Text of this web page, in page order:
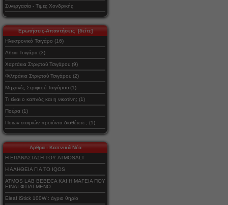
Συνεργασία - Τιμές Χονδρικής
Ερωτήσεις-Απαντήσεις [δείτε]
Ηλεκτρονικό Τσιγάρο (16)
Αδεια Τσιγάρα (3)
Χαρτάκια Στριφτού Τσιγάρου (9)
Φιλτράκια Στριφτού Τσιγάρου (2)
Μηχανές Στριφτού Τσιγάρου (1)
Τι είναι ο καπνός και η νικοτίνη; (1)
Πούρα (1)
Ποιων εταιριών προϊόντα διαθέτετε ; (1)
Αρθρα - Καπνικά Νέα
Η ΕΠΑΝΑΣΤΑΣΗ ΤΟΥ ATMOSALT
Η ΑΛΗΘΕΙΑ ΓΙΑ ΤΟ IQOS
ATMOS LAB BEBECA ΚΑΙ Η ΜΑΓΕΙΑ ΠΟΥ
ΕΙΝΑΙ ΦΤΙΑΓΜΕΝΟ
Eleaf iStick 100W : άγριο θηρίο